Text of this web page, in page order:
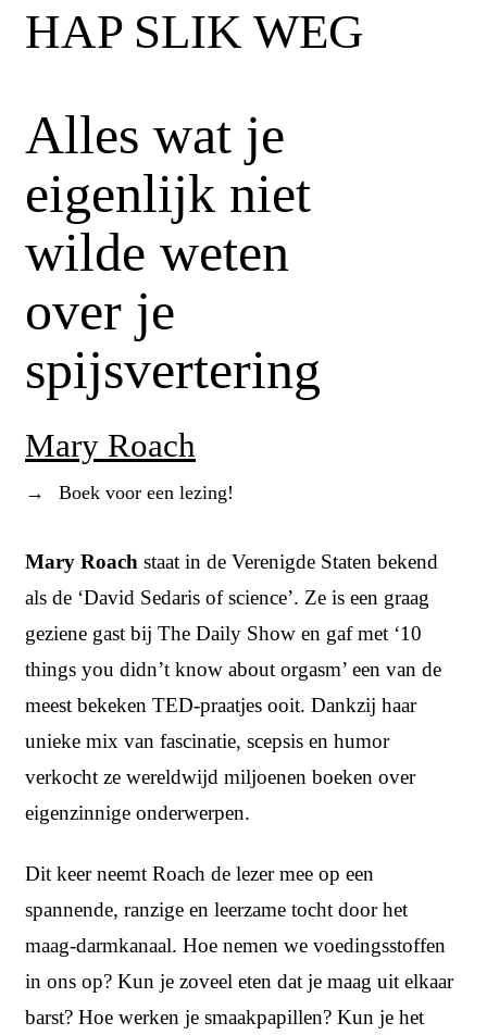
HAP SLIK WEG
Alles wat je
eigenlijk niet
wilde weten
over je
spijsvertering
Mary Roach
→ Boek voor een lezing!
Mary Roach staat in de Verenigde Staten bekend
als de ‘David Sedaris of science’. Ze is een graag
geziene gast bij The Daily Show en gaf met ‘10
things you didn’t know about orgasm’ een van de
meest bekeken TED-praatjes ooit. Dankzij haar
unieke mix van fascinatie, scepsis en humor
verkocht ze wereldwijd miljoenen boeken over
eigenzinnige onderwerpen.
Dit keer neemt Roach de lezer mee op een
spannende, ranzige en leerzame tocht door het
maag-darmkanaal. Hoe nemen we voedingsstoffen
in ons op? Kun je zoveel eten dat je maag uit elkaar
barst? Hoe werken je smaakpapillen? Kun je het